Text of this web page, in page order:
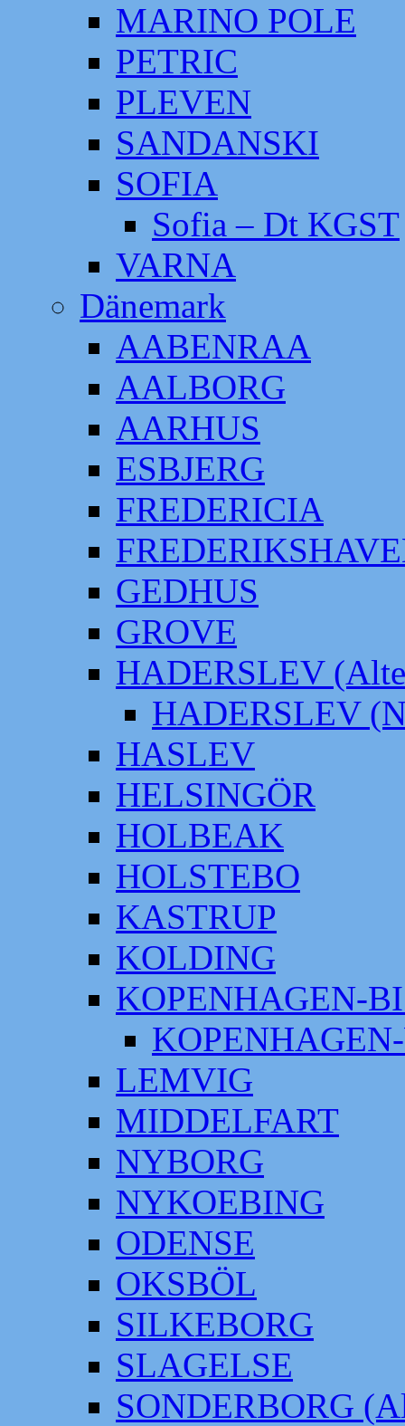
MARINO POLE
PETRIC
PLEVEN
SANDANSKI
SOFIA
Sofia – Dt KGST
VARNA
Dänemark
AABENRAA
AALBORG
AARHUS
ESBJERG
FREDERICIA
GEDHUS
GROVE
HADERSLEV
HADERSLEV
HASLEV
HELSINGÖR
HOLBEAK
HOLSTEBO
KASTRUP
KOLDING
KOPENHAGEN-
LEMVIG
MIDDELFART
NYBORG
NYKOEBING
ODENSE
OKSBÖL
SILKEBORG
SLAGELSE
SONDERBORG